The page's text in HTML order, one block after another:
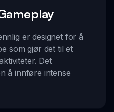
er designet for å
som gjør det til et
Det
å innføre intense